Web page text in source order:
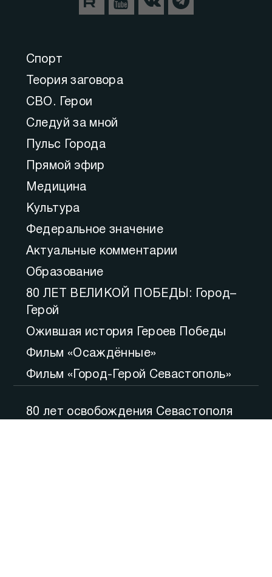
80 лет освобождения Севастополя
Спорт
Теория заговора
СВО. Герои
Следуй за мной
Пульс Города
Прямой эфир
Медицина
Культура
Федеральное значение
Актуальные комментарии
Образование
80 ЛЕТ ВЕЛИКОЙ ПОБЕДЫ: Город–
Герой
Ожившая история Героев Победы
Фильм «Осаждённые»
Фильм «Город-Герой Севастополь»